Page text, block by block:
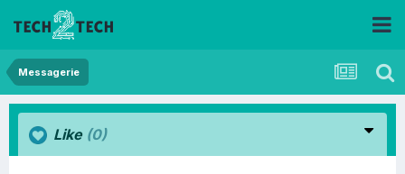
Messagerie
Like (0)